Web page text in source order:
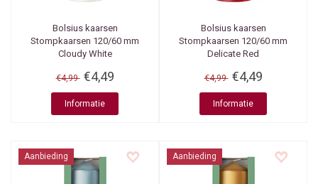
Bolsius kaarsen
Stompkaarsen 120/60 mm
Cloudy White
€4,99 €4,49
Informatie
Bolsius kaarsen
Stompkaarsen 120/60 mm
Delicate Red
€4,99 €4,49
Informatie
Aanbieding Aanbieding